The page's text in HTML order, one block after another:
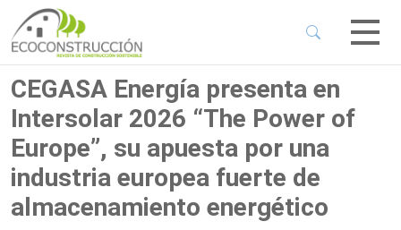
Menu
Menu
Menu
CEGASA Energía presenta en
Intersolar 2026 “The Power of
Europe”, su apuesta por una
industria europea fuerte de
almacenamiento energético